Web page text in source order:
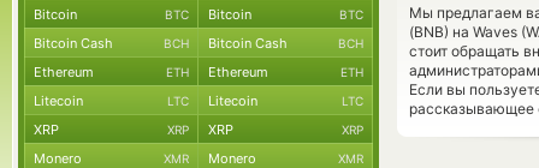
Мы предлагаем
(BNB) на Waves
стоит обращать
Если вы
рассказывающее
Bitcoin BTC Bitcoin BTC
Bitcoin Cash BCH Bitcoin Cash BCH
Ethereum ETH Ethereum ETH
Litecoin LTC Litecoin LTC
XRP XRP XRP XRP
Monero XMR Monero XMR